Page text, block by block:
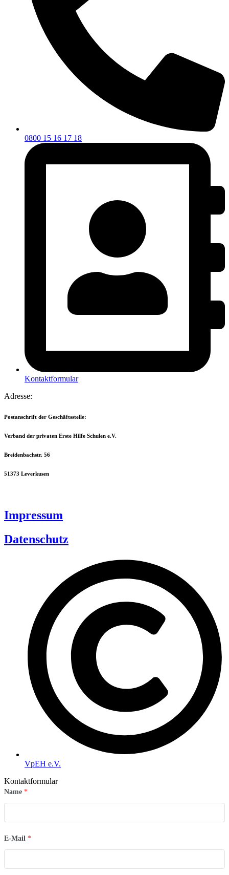
0800 15 16 17 18
Kontaktformular
Adresse:
Postanschrift der Geschäftsstelle:
Verband der privaten Erste Hilfe Schulen e.V.
Breidenbachstr. 56
51373 Leverkusen
Impressum
Datenschutz
VpEH e.V.
Kontaktformular
Name *
E-Mail *